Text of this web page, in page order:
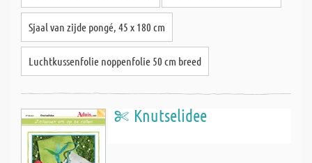
Sjaal van zijde pongé, 45 x 180 cm
Luchtkussenfolie noppenfolie 50 cm breed
Knutselidee